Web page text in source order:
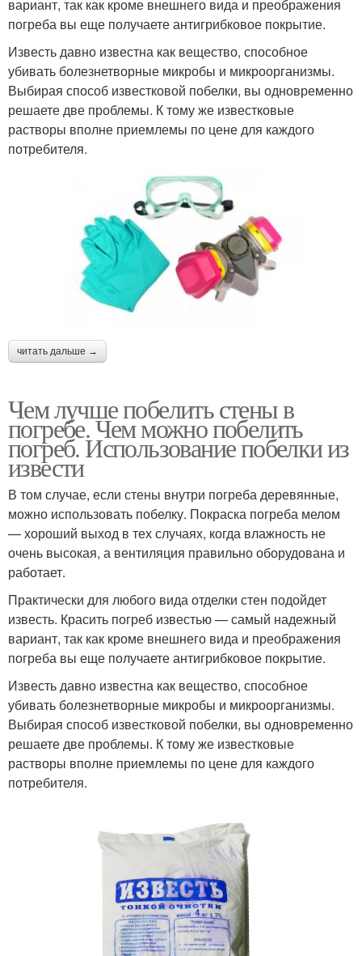
вариант, так как кроме внешнего вида и преображения
погреба вы еще получаете антигрибковое покрытие.
Известь давно известна как вещество, способное
убивать болезнетворные микробы и микроорганизмы.
Выбирая способ известковой побелки, вы одновременно
решаете две проблемы. К тому же известковые
растворы вполне приемлемы по цене для каждого
потребителя.
читать дальше →
Чем лучше побелить стены в
погребе. Чем можно побелить
погреб. Использование побелки из
извести
В том случае, если стены внутри погреба деревянные,
можно использовать побелку. Покраска погреба мелом
— хороший выход в тех случаях, когда влажность не
очень высокая, а вентиляция правильно оборудована и
работает.
Практически для любого вида отделки стен подойдет
известь. Красить погреб известью — самый надежный
вариант, так как кроме внешнего вида и преображения
погреба вы еще получаете антигрибковое покрытие.
Известь давно известна как вещество, способное
убивать болезнетворные микробы и микроорганизмы.
Выбирая способ известковой побелки, вы одновременно
решаете две проблемы. К тому же известковые
растворы вполне приемлемы по цене для каждого
потребителя.